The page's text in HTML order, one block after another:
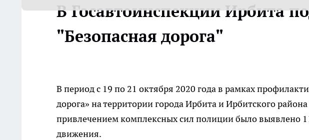
В Госавтоинспекции Ирбита
"Безопасная дорога"
В период с 19 по 21 октября 2020 года в рамках
дорога» на территории города Ирбита и Ирбитского
привлечением комплексных сил полиции было выявлено
движения.